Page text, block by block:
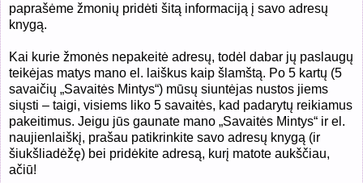
paprašėme žmonių pridėti šitą informaciją į savo adresų
knygą.
Kai kurie žmonės nepakeitė adresų, todėl dabar jų paslaugų
teikėjas matys mano el. laiškus kaip šlamštą. Po 5 kartų (5
savaičių „Savaitės Mintys“) mūsų siuntėjas nustos jiems
siųsti – taigi, visiems liko 5 savaitės, kad padarytų reikiamus
pakeitimus. Jeigu jūs gaunate mano „Savaitės Mintys“ ir el.
naujienlaiškį, prašau patikrinkite savo adresų knygą (ir
šiukšliadėžę) bei pridėkite adresą, kurį matote aukščiau,
ačiū!